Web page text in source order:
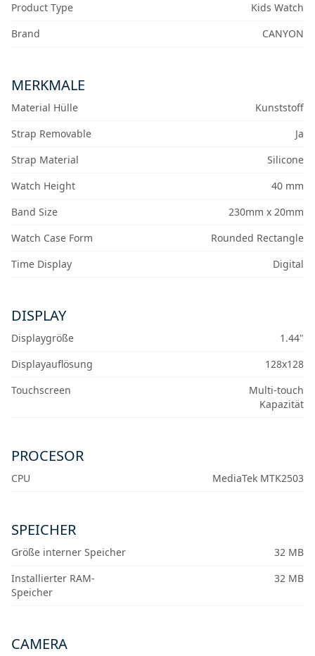
Product Type
Kids Watch
Brand
CANYON
MERKMALE
Material Hülle
Kunststoff
Strap Removable
Ja
Strap Material
Silicone
Watch Height
40 mm
Band Size
230mm x 20mm
Watch Case Form
Rounded Rectangle
Time Display
Digital
DISPLAY
Displaygröße
1.44"
Displayauflösung
128x128
Touchscreen
Multi-touch
Kapazität
PROCESOR
CPU MediaTek MTK2503
SPEICHER
Größe interner Speicher
32 MB
Installierter RAM-
Speicher
32 MB
CAMERA